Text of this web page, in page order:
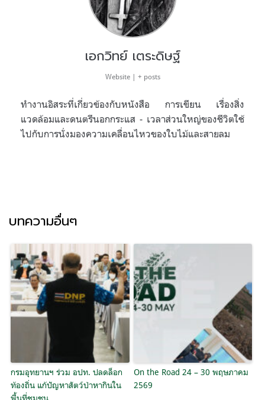
เอกวิทย์ เตระดิษฐ์
Website | + posts
ทำงานอิสระที่เกี่ยวข้องกับหนังสือ การเขียน เรื่องสิ่ง
แวดล้อมและดนตรีนอกกระแส - เวลาส่วนใหญ่ของชีวิตใช้
ไปกับการนั่งมองความเคลื่อนไหวของใบไม้และสายลม
บทความอื่นๆ
กรมอุทยานฯ ร่วม อปท. ปลดล็อก
ท้องถิ่น แก้ปัญหาสัตว์ป่าหากินใน
พื้นที่ชุมชน
On the Road 24 – 30 พฤษภาคม
2569